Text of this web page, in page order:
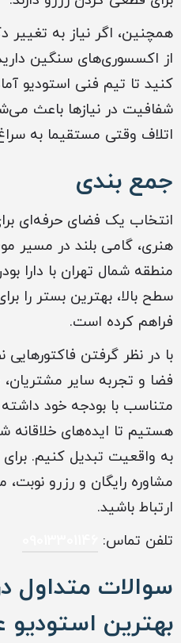
همچنین، اگر نیاز به تغییر
از اکسسوری‌های سنگین
کنید تا تیم فنی استودیو
شفافیت در نیازها باعث
اتلاف وقتی مستقیما به
جمع بندی
انتخاب یک فضای حرفه‌ای
هنری، گامی بلند در مسیر
منطقه شمال تهران با دارا
سطح بالا، بهترین بستر را
فراهم کرده است.
با در نظر گرفتن
فضا و تجربه سایر مشتریان،
متناسب با بودجه خود داشته
هستیم تا ایده‌های خلاقانه
به واقعیت تبدیل کنیم.
مشاوره رایگان و رزرو نوبت،
ارتباط باشید.
تلفن تماس:
سوالات متداول
بهترین